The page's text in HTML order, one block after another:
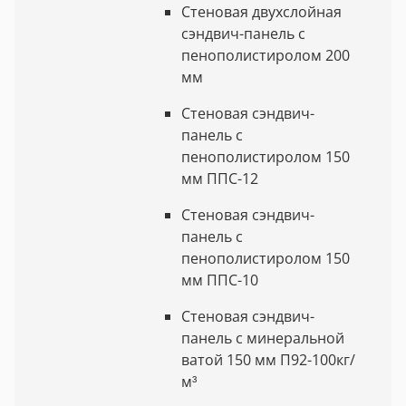
Стеновая двухслойная
сэндвич-панель с
пенополистиролом 200
мм
Стеновая сэндвич-
панель с
пенополистиролом 150
мм ППС-12
Стеновая сэндвич-
панель с
пенополистиролом 150
мм ППС-10
Стеновая сэндвич-
панель с минеральной
ватой 150 мм П92-100кг/
м³